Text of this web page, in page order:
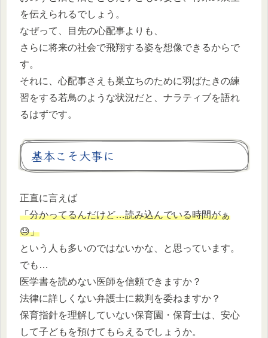
を伝えられるでしょう。
なぜって、目先の心配事よりも、
さらに将来の社会で飛翔する姿を想像できるからで
す。
それに、心配事さえも巣立ちのために羽ばたきの練
習をする若鳥のような状況だと、ナラティブを語れ
るはずです。
基本こそ大事に
正直に言えば
「分かってるんだけど…読み込んでいる時間がぁ
😓」
という人も多いのではないかな、と思っています。
でも…
医学書を読めない医師を信頼できますか？
法律に詳しくない弁護士に裁判を委ねますか？
保育指針を理解していない保育園・保育士は、安心
して子どもを預けてもらえるでしょうか。